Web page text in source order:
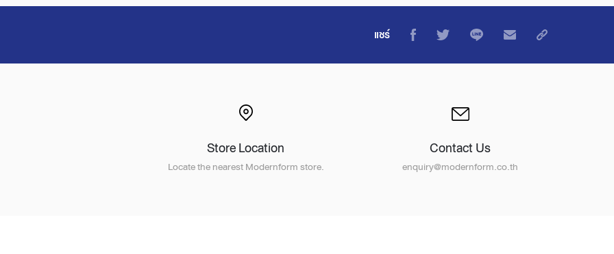
แชร์
Store Location
Locate the nearest Modernform store.
Contact Us
enquiry@modernform.co.th